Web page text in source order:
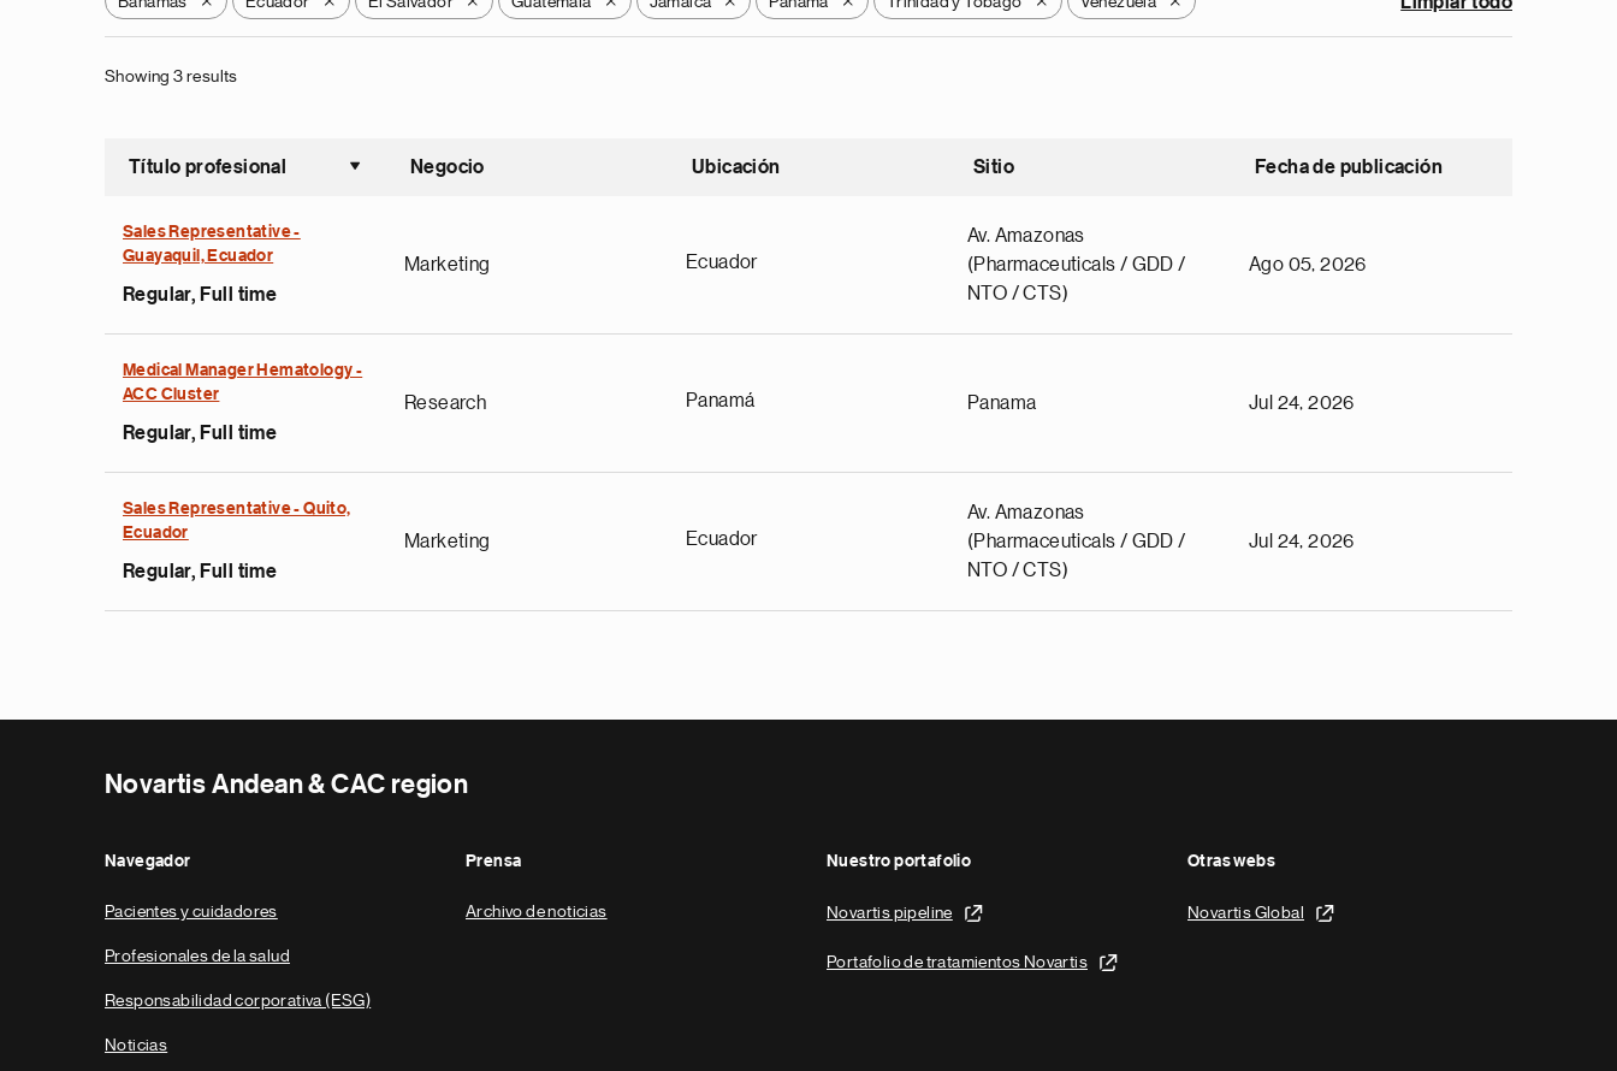
X X X X X X X X
Showing 3 results
Título profesional
Ordenar ascendente
Negocio Ubicación Sitio Fecha de publicación
Sales Representative -
Guayaquil, Ecuador
Regular, Full time
Marketing Ecuador
Av. Amazonas
(Pharmaceuticals / GDD /
NTO / CTS)
Ago 05, 2026
Medical Manager Hematology -
ACC Cluster
Regular, Full time
Research Panamá Panama Jul 24, 2026
Sales Representative - Quito,
Ecuador
Regular, Full time
Marketing Ecuador
Av. Amazonas
(Pharmaceuticals / GDD /
NTO / CTS)
Jul 24, 2026
Novartis Andean & CAC region
Navegador
Pacientes y cuidadores
Profesionales de la salud
Responsabilidad corporativa (ESG)
Noticias
Prensa
Archivo de noticias
Nuestro portafolio
Novartis pipeline
Portafolio de tratamientos Novartis
Otras webs
Novartis Global